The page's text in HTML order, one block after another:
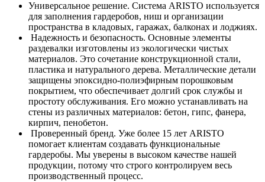
Универсальное решение. Система ARISTO используется
для заполнения гардеробов, ниш и организации
пространства в кладовых, гаражах, балконах и лоджиях.
Надежность и безопасность. Основные элементы
раздевалки изготовлены из экологически чистых
материалов. Это сочетание конструкционной стали,
пластика и натурального дерева. Металлические детали
защищены эпоксидно-полиэфирным порошковым
покрытием, что обеспечивает долгий срок службы и
простоту обслуживания. Его можно устанавливать на
стены из различных материалов: бетон, гипс, фанера,
кирпич, пенобетон.
Проверенный бренд. Уже более 15 лет ARISTO
помогает клиентам создавать функциональные
гардеробы. Мы уверены в высоком качестве нашей
продукции, потому что строго контролируем весь
производственный процесс.